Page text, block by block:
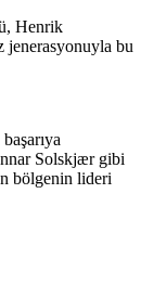
Henrik
jenerasyonuyla bu
Solskjær gibi
bölgenin lideri